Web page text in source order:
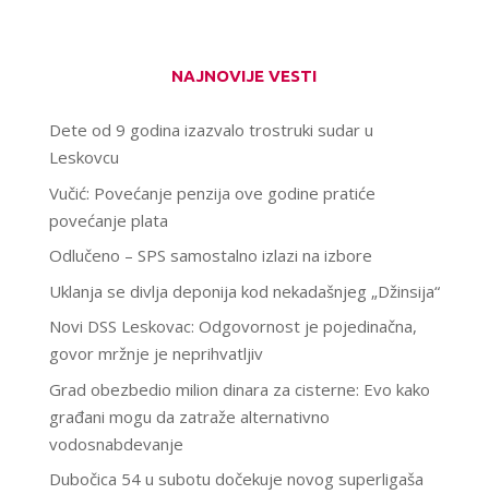
NAJNOVIJE VESTI
Dete od 9 godina izazvalo trostruki sudar u
Leskovcu
Vučić: Povećanje penzija ove godine pratiće
povećanje plata
Odlučeno – SPS samostalno izlazi na izbore
Uklanja se divlja deponija kod nekadašnjeg „Džinsija“
Novi DSS Leskovac: Odgovornost je pojedinačna,
govor mržnje je neprihvatljiv
Grad obezbedio milion dinara za cisterne: Evo kako
građani mogu da zatraže alternativno
vodosnabdevanje
Dubočica 54 u subotu dočekuje novog superligaša